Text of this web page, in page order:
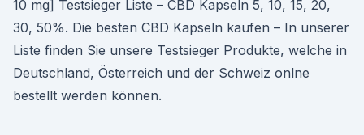
10 mg] Testsieger Liste – CBD Kapseln 5, 10, 15, 20,
30, 50%. Die besten CBD Kapseln kaufen – In unserer
Liste finden Sie unsere Testsieger Produkte, welche in
Deutschland, Österreich und der Schweiz onlne
bestellt werden können.